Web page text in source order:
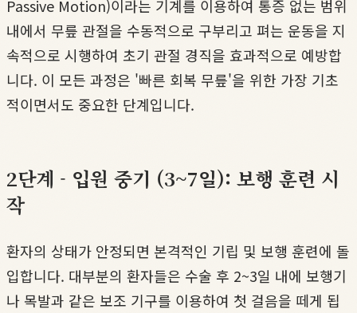
Passive Motion)이라는 기계를 이용하여 통증 없는 범위
내에서 무릎 관절을 수동적으로 구부리고 펴는 운동을 지
속적으로 시행하여 초기 관절 경직을 효과적으로 예방합
니다. 이 모든 과정은 '빠른 회복 무릎'을 위한 가장 기초
적이면서도 중요한 단계입니다.
2단계 - 입원 중기 (3~7일): 보행 훈련 시
작
환자의 상태가 안정되면 본격적인 기립 및 보행 훈련에 돌
입합니다. 대부분의 환자들은 수술 후 2~3일 내에 보행기
나 목발과 같은 보조 기구를 이용하여 첫 걸음을 떼게 됩